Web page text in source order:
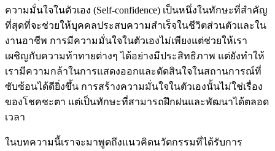
ความมั่นใจในตัวเอง (Self-confidence) เป็นหนึ่งในทักษะที่สำคัญ
ที่สุดที่จะช่วยให้บุคคลประสบความสำเร็จในชีวิตส่วนตัวและใน
งานอาชีพ การมีความมั่นใจในตัวเองไม่เพียงแต่ช่วยให้เรา
เผชิญกับความท้าทายต่างๆ ได้อย่างมีประสิทธิภาพ แต่ยังทำให้
เรามีความกล้าในการแสดงออกและตัดสินใจในสถานการณ์ที่
ซับซ้อนได้ดียิ่งขึ้น การสร้างความมั่นใจในตัวเองนั้นไม่ใช่เรื่อง
ของโชคชะตา แต่เป็นทักษะที่สามารถฝึกฝนและพัฒนาได้ตลอด
เวลา
ในบทความนี้เราจะมาพูดถึงแนวคิดนวัตกรรมที่ได้รับการ